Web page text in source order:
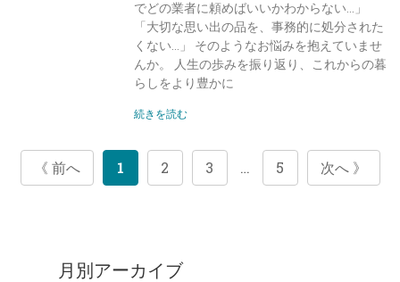
でどの業者に頼めばいいかわからない…」
「大切な思い出の品を、事務的に処分された
くない…」 そのようなお悩みを抱えていませ
んか。 人生の歩みを振り返り、これからの暮
らしをより豊かに
続きを読む
《 前へ 1 2 3 … 5 次へ 》
月別アーカイブ